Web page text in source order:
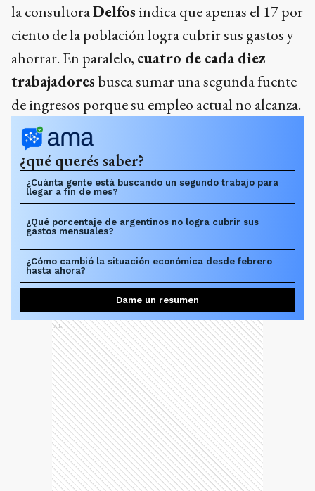
la consultoraDelfos indica que apenas el 17 por
ciento de la población logra cubrir sus gastos y
ahorrar. En paralelo, cuatro de cada diez
trabajadoresbusca sumar una segunda fuente
de ingresos porque su empleo actual no alcanza.
¿qué querés saber?
¿Cuánta gente está buscando un segundo trabajo para
llegar a fin de mes?
¿Qué porcentaje de argentinos no logra cubrir sus
gastos mensuales?
¿Cómo cambió la situación económica desde febrero
hasta ahora?
Dame un resumen
Ads